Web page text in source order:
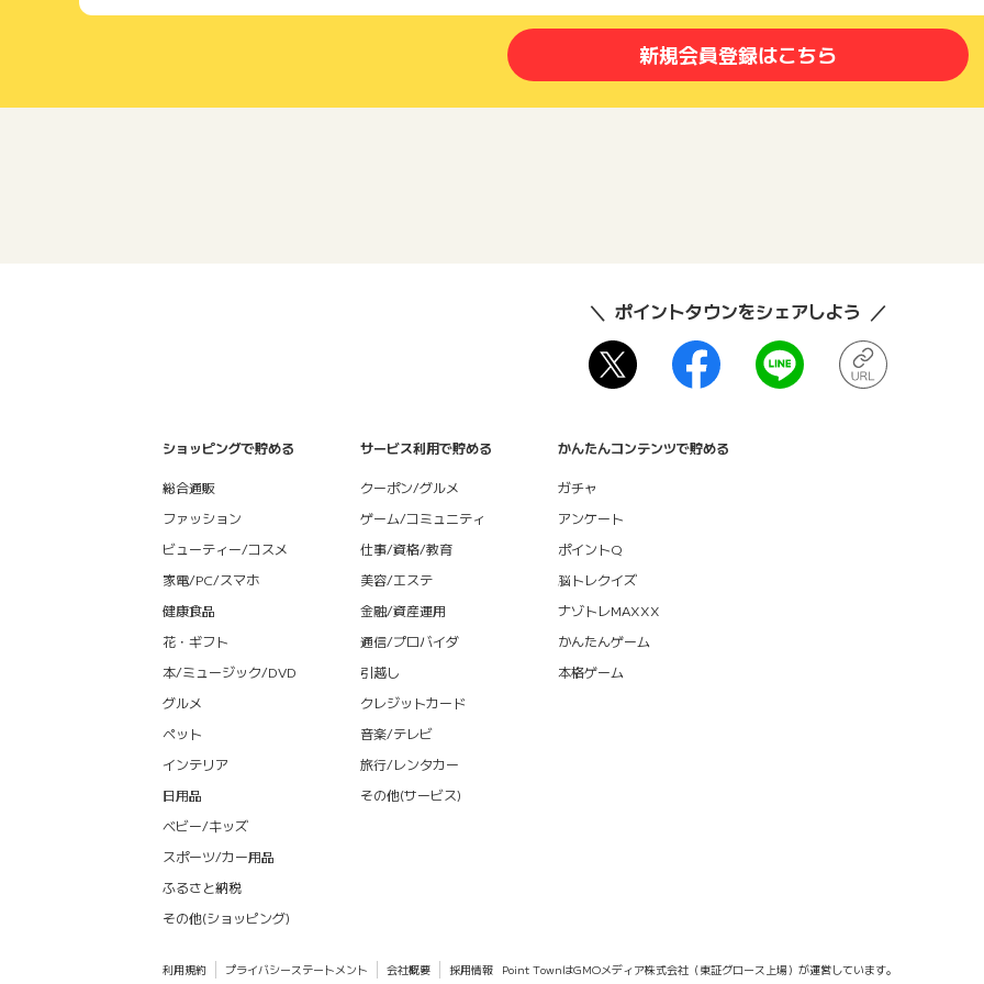
新規会員登録はこちら
ポイントタウンをシェアしよう
ショッピングで貯める
総合通販
ファッション
ビューティー/コスメ
家電/PC/スマホ
健康食品
花・ギフト
本/ミュージック/DVD
グルメ
ペット
インテリア
日用品
ベビー/キッズ
スポーツ/カー用品
ふるさと納税
その他(ショッピング)
サービス利用で貯める
クーポン/グルメ
ゲーム/コミュニティ
仕事/資格/教育
美容/エステ
金融/資産運用
通信/プロバイダ
引越し
クレジットカード
音楽/テレビ
旅行/レンタカー
その他(サービス)
かんたんコンテンツで貯める
ガチャ
アンケート
ポイントQ
脳トレクイズ
ナゾトレMAXXX
かんたんゲーム
本格ゲーム
利用規約 プライバシーステートメント 会社概要 採用情報 Point TownはGMOメディア株式会社（東証グロース上場）が運営しています。